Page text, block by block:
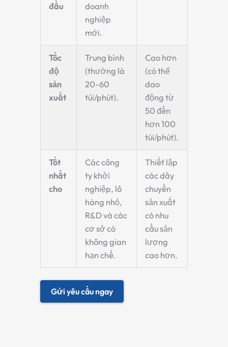
đầu
doanh
nghiệp
mới.
Tốc
độ
sản
xuất
Trung bình
(thường là
20-60
túi/phút).
Cao hơn
(có thể
dao
động từ
50 đến
hơn 100
túi/phút).
Tốt
nhất
cho
Các công
ty khởi
nghiệp, lô
hàng nhỏ,
R&D và các
cơ sở có
không gian
hạn chế.
Thiết lập
các dây
chuyền
sản xuất
có nhu
cầu sản
lượng
cao hơn.
Gửi yêu cầu ngay